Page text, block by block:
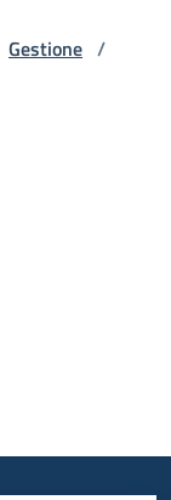
Gestione /